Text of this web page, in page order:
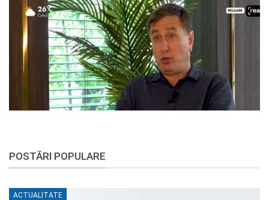
POSTĂRI POPULARE
ACTUALITATE